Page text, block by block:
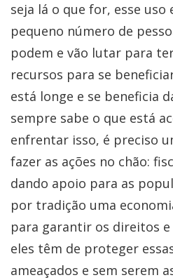
seja lá o que for, esse
pequeno número de
podem e vão lutar para
recursos para se
está longe e se beneficia
sempre sabe o que está
enfrentar isso, é preciso
fazer as ações no chão:
dando apoio para as
por tradição uma
para garantir os direitos
eles têm de proteger
ameaçados e sem serem